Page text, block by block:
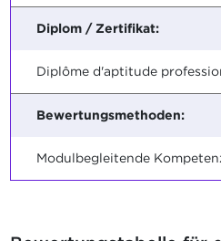
Diplom / Zertifikat:
Diplôme d'aptitude
Bewertungsmethoden:
Modulbegleitende